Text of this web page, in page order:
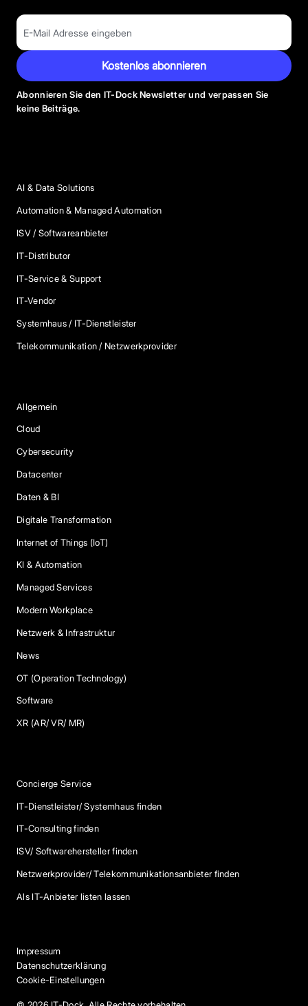
Kostenlos abonnieren
Abonnieren Sie den IT-Dock Newsletter und verpassen Sie
keine Beiträge.
AI & Data Solutions
Automation & Managed Automation
ISV / Softwareanbieter
IT-Distributor
IT-Service & Support
IT-Vendor
Systemhaus / IT-Dienstleister
Telekommunikation / Netzwerkprovider
Allgemein
Cloud
Cybersecurity
Datacenter
Daten & BI
Digitale Transformation
Internet of Things (IoT)
KI & Automation
Managed Services
Modern Workplace
Netzwerk & Infrastruktur
News
OT (Operation Technology)
Software
XR (AR/ VR/ MR)
Concierge Service
IT-Dienstleister/ Systemhaus finden
IT-Consulting finden
ISV/ Softwarehersteller finden
Netzwerkprovider/ Telekommunikationsanbieter finden
Als IT-Anbieter listen lassen
Impressum
Datenschutzerklärung
Cookie-Einstellungen